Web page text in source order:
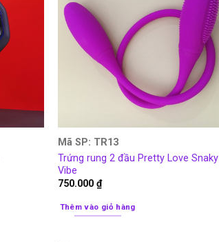
Mã SP: TR13
Trứng rung 2 đầu Pretty Love Snaky
Vibe
750.000₫
Thêm vào giỏ hàng